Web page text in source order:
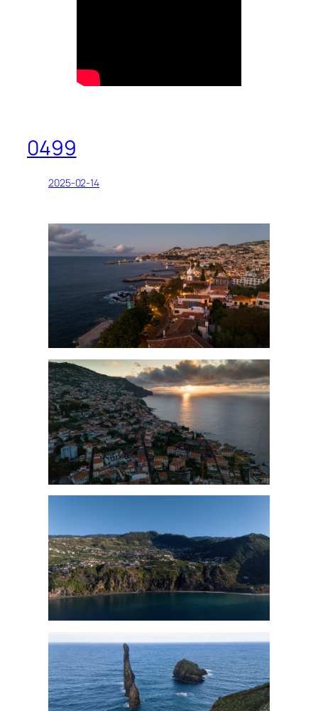
0499
2025-02-14